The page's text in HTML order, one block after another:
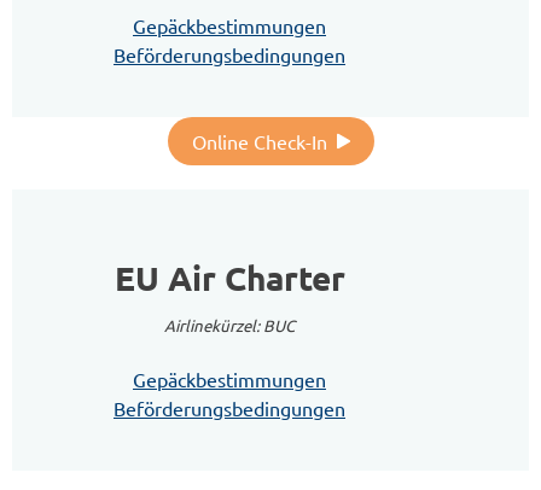
Gepäckbestimmungen
Beförderungsbedingungen
Online Check-In
EU Air Charter
Airlinekürzel: BUC
Gepäckbestimmungen
Beförderungsbedingungen